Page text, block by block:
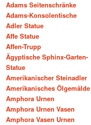
Adams Seitenschränke
Adams-Konsolentische
Adler Statue
Affe Statue
Affen-Trupp
Ägyptische Sphinx-Garten-
Statue
Amerikanischer Steinadler
Amerikanisches Ölgemälde
Amphora Urnen
Amphora Urnen Vasen
Amphora Vasen Urnen